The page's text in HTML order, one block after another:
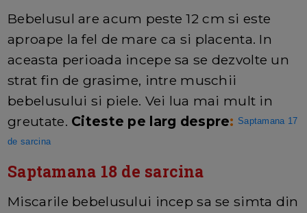
Bebelusul are acum peste 12 cm si este
aproape la fel de mare ca si placenta. In
aceasta perioada incepe sa se dezvolte un
strat fin de grasime, intre muschii
bebelusului si piele. Vei lua mai mult in
greutate. Citeste pe larg despre: Saptamana 17
de sarcina
Saptamana 18 de sarcina
Miscarile bebelusului incep sa se simta din